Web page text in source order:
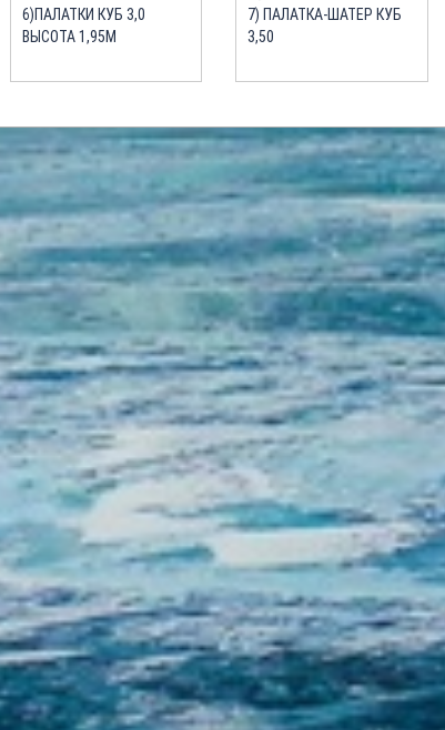
6)ПАЛАТКИ КУБ 3,0
ВЫСОТА 1,95М
7) ПАЛАТКА-ШАТЕР КУБ
3,50